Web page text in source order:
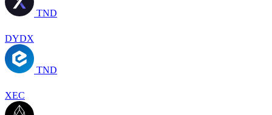
TND
DYDX
TND
XEC